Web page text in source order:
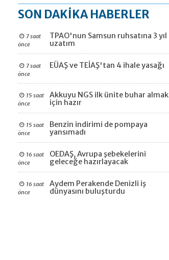
SON DAKİKA HABERLER
7 saat
önce
TPAO'nun Samsun ruhsatına 3 yıl
uzatım
7 saat
önce
EÜAŞ ve TEİAŞ'tan 4 ihale yasağı
15 saat
önce
Akkuyu NGS ilk ünite buhar almak
için hazır
15 saat
önce
Benzin indirimi de pompaya
yansımadı
16 saat
önce
OEDAŞ, Avrupa şebekelerini
geleceğe hazırlayacak
16 saat
önce
Aydem Perakende Denizli iş
dünyasını buluşturdu